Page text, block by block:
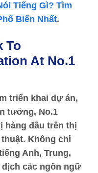
Tiếng Gì? Tìm
Biến Nhất.
To
At No.1
triển khai dự án,
tưởng, No.1
hàng đầu trên thị
Không chỉ
Anh, Trung,
các ngôn ngữ